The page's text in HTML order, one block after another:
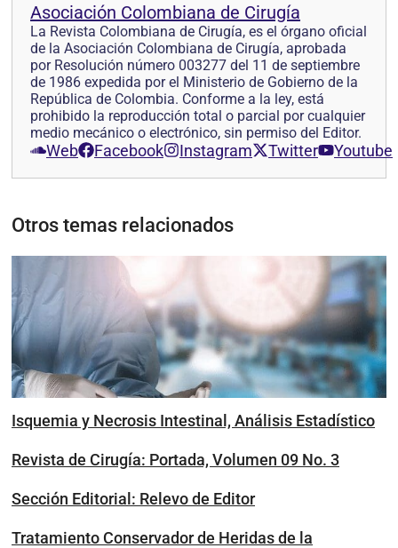
Asociación Colombiana de Cirugía
La Revista Colombiana de Cirugía, es el órgano oficial
de la Asociación Colombiana de Cirugía, aprobada
por Resolución número 003277 del 11 de septiembre
de 1986 expedida por el Ministerio de Gobierno de la
República de Colombia. Conforme a la ley, está
prohibido la reproducción total o parcial por cualquier
medio mecánico o electrónico, sin permiso del Editor.
Web Facebook Instagram Twitter Youtube
Otros temas relacionados
Isquemia y Necrosis Intestinal, Análisis Estadístico
Revista de Cirugía: Portada, Volumen 09 No. 3
Sección Editorial: Relevo de Editor
Tratamiento Conservador de Heridas de la